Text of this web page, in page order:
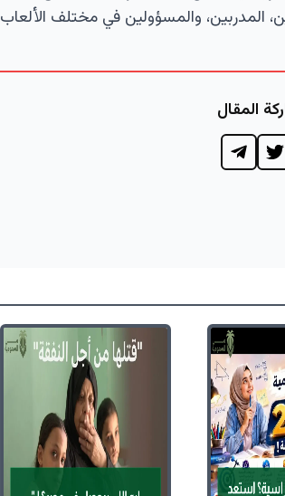
المدربين، والمسؤولين في مختلف الألعاب
المقال